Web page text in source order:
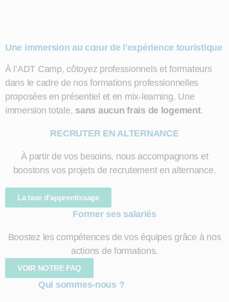
Une immersion au cœur de l'expérience touristique
À l’ADT Camp, côtoyez professionnels et formateurs
dans le cadre de nos formations professionnelles
proposées en présentiel et en mix-learning. Une
immersion totale, sans aucun frais de logement.
RECRUTER EN ALTERNANCE
À partir de vos besoins, nous accompagnons et
boostons vos projets de recrutement en alternance.
La taxe d'apprentissage
Former ses salariés
Boostez les compétences de vos équipes grâce à nos
actions de formations.
VOIR NOTRE FAQ
Qui sommes-nous ?